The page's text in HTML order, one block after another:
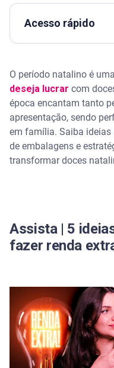
Acesso rápido
Receitas de doces
Biscoitos decorados
Panetone caseiro
Receita de biscoitos
Dicas para o preparo:
Receita de panetone
Ingredientes
O período natalino é
deseja lucrar com
época encantam tanto
apresentação, sendo
em família. Saiba ideias
de embalagens e
transformar doces
Assista | 5
fazer renda